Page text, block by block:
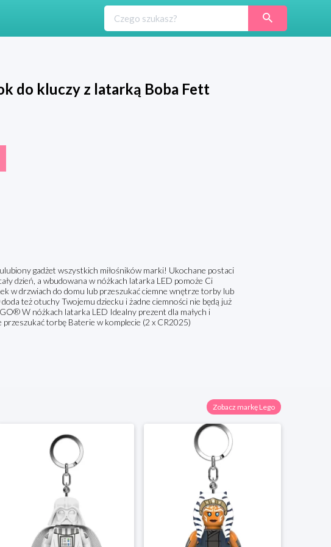
do kluczy z latarką Boba Fett
gadżet wszystkich miłośników marki! Ukochane postaci
dzień, a wbudowana w nóżkach latarka LED pomoże Ci
w drzwiach do domu lub przeszukać ciemne wnętrze torby lub
też otuchy Twojemu dziecku i żadne ciemności nie będą już
W nóżkach latarka LED Idealny prezent dla małych i
torbę Baterie w komplecie (2 x CR2025)
Zobacz markę Lego